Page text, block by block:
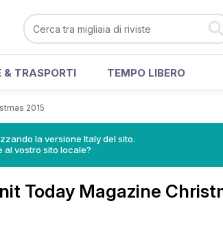
& TRASPORTI TEMPO LIBERO
2015
la versione Italy del sito.
al vostro sito locale?
Today Magazine